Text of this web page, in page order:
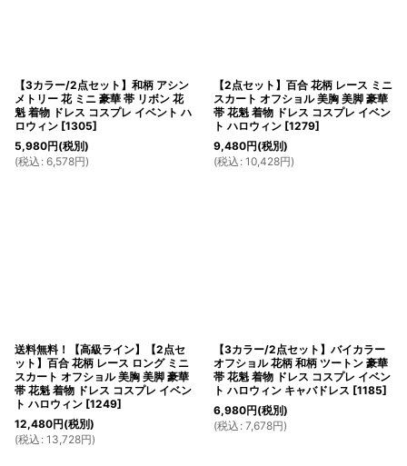
【3カラー/2点セット】和柄 アシン
メトリー 花 ミニ 豪華 帯 リボン 花
魁 着物 ドレス コスプレ イベント ハ
ロウィン [1305]
5,980円(税別)
(税込 : 6,578円)
【2点セット】百合 花柄 レース ミニ
スカート オフショル 美胸 美脚 豪華
帯 花魁 着物 ドレス コスプレ イベン
ト ハロウィン [1279]
9,480円(税別)
(税込 : 10,428円)
送料無料！【高級ライン】【2点セ
ット】百合 花柄 レース ロング ミニ
スカート オフショル 美胸 美脚 豪華
帯 花魁 着物 ドレス コスプレ イベン
ト ハロウィン [1249]
12,480円(税別)
(税込 : 13,728円)
【3カラー/2点セット】バイカラー
オフショル 花柄 和柄 ツートン 豪華
帯 花魁 着物 ドレス コスプレ イベン
ト ハロウィン キャバドレス [1185]
6,980円(税別)
(税込 : 7,678円)